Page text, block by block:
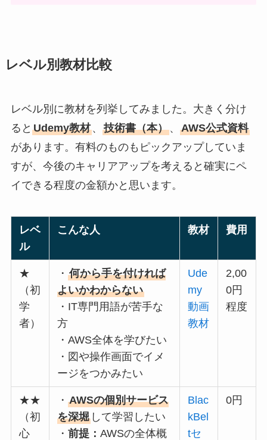
レベル別教材比較
レベル別に教材を列挙してみました。大きく分け
ると Udemy教材、 技術書（本）、 AWS公式資料
があります。有料のものもピックアップしていま
すが、今後のキャリアアップを考えると確実にペ
イできる程度の金額かと思います。
レベ
ル
こんな人 教材 費用
★
（初
学
者）
・何から手を付ければ
よいかわからない
・IT専門用語が苦手な
方
・AWS全体を学びたい
・図や操作画面でイメ
ージをつかみたい
Ude
my
動画
教材
2,00
0円
程度
★★
（初
心
・AWSの個別サービス
を深堀 して学習したい
・前提：AWSの全体概
Blac
kBel
tセ
0円